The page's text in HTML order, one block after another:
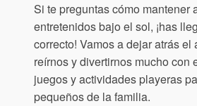
Si te preguntas cómo mantener
entretenidos bajo el sol, ¡has
correcto! Vamos a dejar atrás el
reírnos y divertirnos mucho con
juegos y actividades playeras
pequeños de la familia.